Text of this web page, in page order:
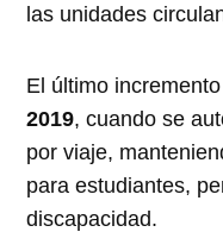
las unidades
El último
2019, cuando se
por viaje,
para estudiantes,
discapacidad.